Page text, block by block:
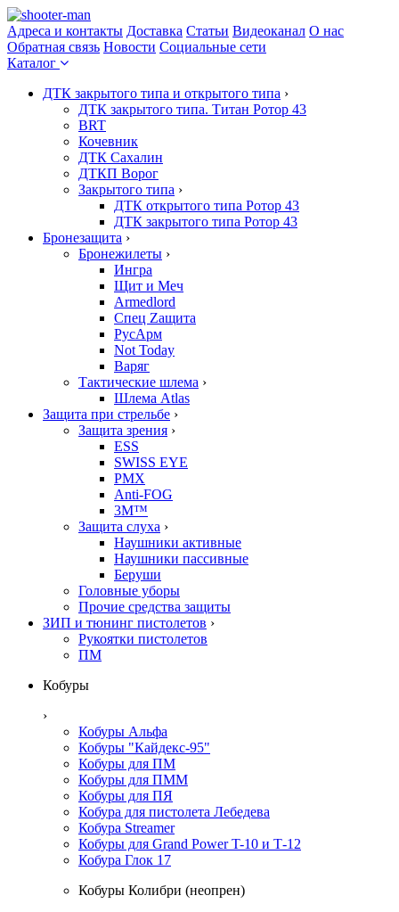
Адреса и контакты Доставка Статьи Видеоканал О нас
Обратная связь Новости Социальные сети
Каталог
ДТК закрытого типа и открытого типа ›
ДТК закрытого типа. Титан Ротор 43
BRT
Кочевник
ДТК Сахалин
ДТКП Ворог
Закрытого типа ›
ДТК открытого типа Ротор 43
ДТК закрытого типа Ротор 43
Бронезащита ›
Бронежилеты ›
Ингра
Щит и Меч
Armedlord
Спец Zащита
РусАрм
Not Today
Варяг
Тактические шлема ›
Шлема Atlas
Защита при стрельбе ›
Защита зрения ›
ESS
SWISS EYE
PMX
Anti-FOG
3M™
Защита слуха ›
Наушники активные
Наушники пассивные
Беруши
Головные уборы
Прочие средства защиты
ЗИП и тюнинг пистолетов ›
Рукоятки пистолетов
ПМ
Кобуры
›
Кобуры Альфа
Кобуры "Кайдекс-95"
Кобуры для ПМ
Кобуры для ПММ
Кобуры для ПЯ
Кобура для пистолета Лебедева
Кобура Streamer
Кобуры для Grand Power T-10 и Т-12
Кобура Глок 17
Кобуры Колибри (неопрен)